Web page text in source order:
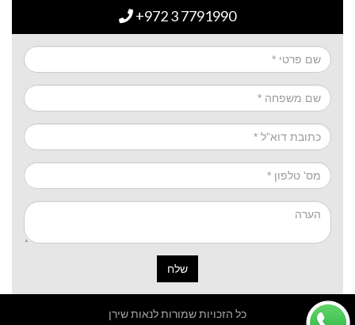
+972 3 7791990
שלח
כל הזכויות שמורות לנאות שירן